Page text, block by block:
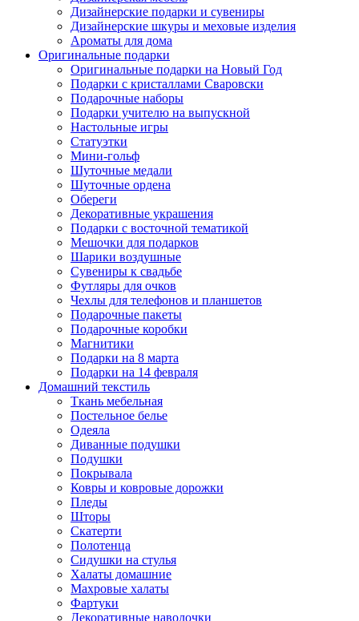
Дизайнерские подарки и сувениры
Дизайнерские шкуры и меховые изделия
Ароматы для дома
Оригинальные подарки
Оригинальные подарки на Новый Год
Подарки с кристаллами Сваровски
Подарочные наборы
Подарки учителю на выпускной
Настольные игры
Статуэтки
Мини-гольф
Шуточные медали
Шуточные ордена
Обереги
Декоративные украшения
Подарки с восточной тематикой
Мешочки для подарков
Шарики воздушные
Сувениры к свадьбе
Футляры для очков
Чехлы для телефонов и планшетов
Подарочные пакеты
Подарочные коробки
Магнитики
Подарки на 8 марта
Подарки на 14 февраля
Домашний текстиль
Ткань мебельная
Постельное белье
Одеяла
Диванные подушки
Подушки
Покрывала
Ковры и ковровые дорожки
Пледы
Шторы
Скатерти
Полотенца
Сидушки на стулья
Халаты домашние
Махровые халаты
Фартуки
Декоративные наволочки